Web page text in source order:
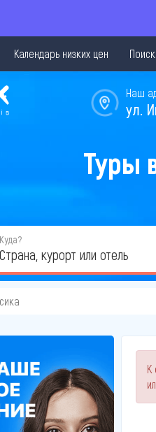
Календарь низких цен
Наш
ул.
Туры
Куда?
К